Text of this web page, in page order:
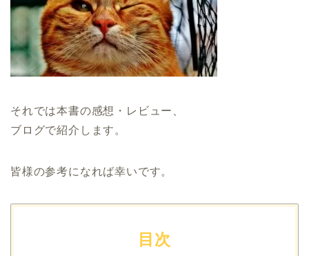
それでは本書の感想・レビュー、
ブログで紹介します。
皆様の参考になれば幸いです。
目次